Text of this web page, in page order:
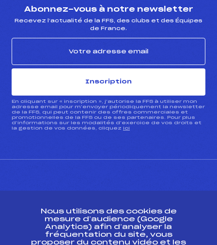
Abonnez-vous à notre newsletter
Recevez l’actualité de la FFS, des clubs et des Équipes
de France.
Inscription
En cliquant sur « inscription », j’autorise la FFS à utiliser mon
adresse email pour m’envoyer périodiquement la newsletter
de la FFS, qui peut contenir des offres commerciales et
promotionnelles de la FFS ou de ses partenaires. Pour plus
d’informations sur les modalités d’exercice de vos droits et
la gestion de vos données, cliquez ici
ESPACE PRESSE
Ressources
Nous utilisons des cookies de
mesure d’audience (Google
Analytics) afin d’analyser la
fréquentation du site, vous
proposer du contenu vidéo et les